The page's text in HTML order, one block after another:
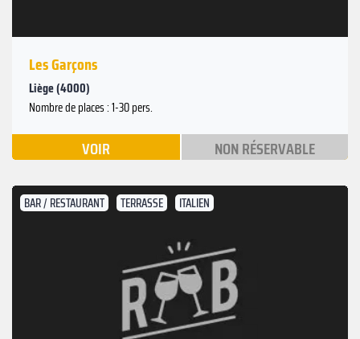
Les Garçons
Liège (4000)
Nombre de places : 1-30 pers.
VOIR NON RÉSERVABLE
BAR / RESTAURANT TERRASSE ITALIEN